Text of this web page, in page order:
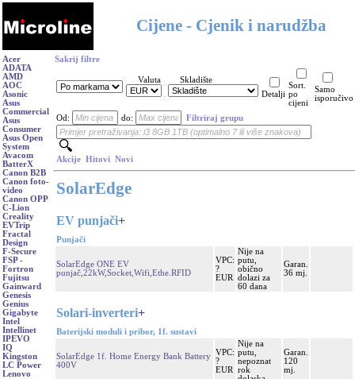
Cijene - Cjenik i narudžba
Acer
ADATA
AMD
AOC
Asonic
Asus
Commercial
Asus
Consumer
Asus Open
System
Avacom
BatterX
Canon B2B
Canon foto-
video
Canon OPP
C-Lion
Creality
EVTrip
Fractal
Design
F-Secure
FSP -
Fortron
Fujitsu
Gainward
Genesis
Genius
Gigabyte
Intel
Intellinet
IPEVO
IQ
Kingston
LC Power
Lenovo
Sakrij filtre
Valuta
Skladište
Detalji
Sort.
po
cijeni
Samo
isporučivo
Od: do: Filtriraj grupu
Akcije Hitovi Novi
SolarEdge
EV punjači+
Punjači
SolarEdge ONE EV
punjač,22kW,Socket,Wifi,Ethe.RFID
VPC:
?
EUR
Nije na
putu,
obično
dolazi za
60 dana
Garan.
36 mj.
Solari-inverteri+
Baterijski moduli i pribor, 1f. sustavi
SolarEdge 1f. Home Energy Bank Battery
400V
VPC:
?
EUR
Nije na
putu,
nepoznat
rok
Garan.
120
mj.